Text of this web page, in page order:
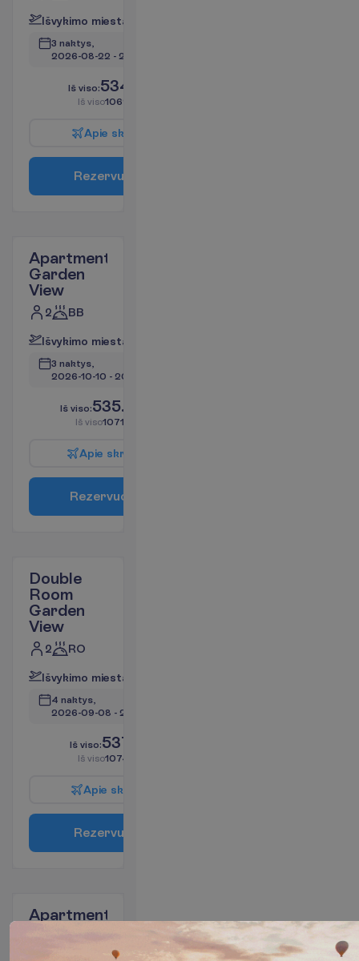
Išvykimo miesta
3 naktys,
2026-08-22 - 2026-08-25
Iš viso:534.72
Iš viso1069.44
Apie sk
Rezervu
Apartment
Garden
View
2 BB
Išvykimo miesta
3 naktys,
2026-10-10 - 2026-10-13
Iš viso:535.56
Iš viso1071.12
Apie skr
Rezervuo
Double
Room
Garden
View
2 RO
Išvykimo miesta
4 naktys,
2026-09-08 - 2026-09-12
Iš viso:537.32
Iš viso1074.64
Apie sk
Rezervu
Apartment